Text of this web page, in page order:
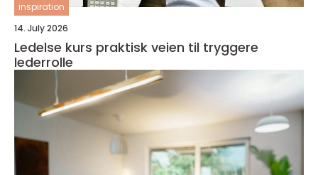
inspiration
14. July 2026
Ledelse kurs praktisk veien til tryggere
lederrolle